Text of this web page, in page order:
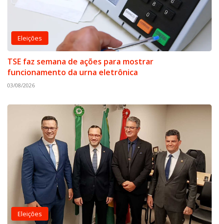
Eleições
TSE faz semana de ações para mostrar
funcionamento da urna eletrônica
03/08/2026
Eleições